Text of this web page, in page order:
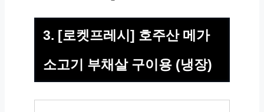
3. [로켓프레시] 호주산 메가
소고기 부채살 구이용 (냉장)